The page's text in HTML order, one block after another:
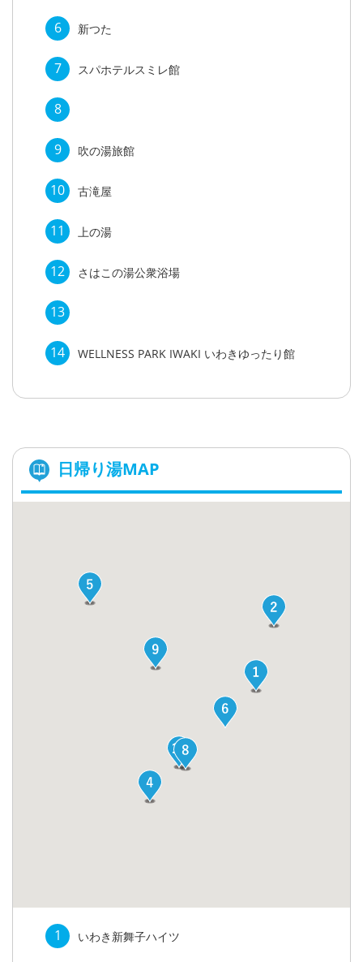
6 新つた
7 スパホテルスミレ館
8
9 吹の湯旅館
10 古滝屋
11 上の湯
12 さはこの湯公衆浴場
13
14 WELLNESS PARK IWAKI いわきゆったり館
日帰り湯MAP
1 いわき新舞子ハイツ